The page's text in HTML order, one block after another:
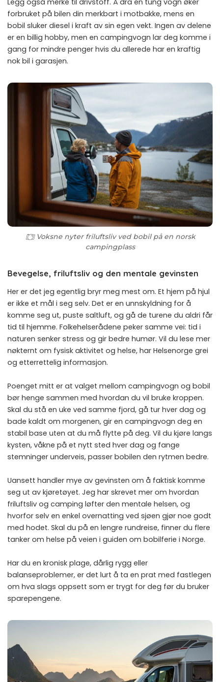
Legg også merke til drivstoff. Å dra en tung vogn øker
forbruket på bilen din merkbart i motbakke, mens en
bobil sluker diesel i kraft av sin egen vekt. Ingen av delene
er en billig hobby, men en campingvogn lar deg komme i
gang for mindre penger hvis du allerede har en kraftig
nok bil i garasjen.
Voksne nyter friluftsliv ved bobil på en norsk
campingplass
Bevegelse, friluftsliv og den mentale gevinsten
Her er det jeg egentlig bryr meg mest om. Et hjem på hjul
er ikke et mål i seg selv. Det er en unnskyldning for å
komme seg ut, puste saltluft, og gå de turene du aldri får
tid til hjemme. Folkehelserådene peker samme vei: tid i
naturen senker stress og gir bedre humør. Vil du lese mer
nøkternt om fysisk aktivitet og helse, har Helsenorge grei
og etterrettelig informasjon.
Poenget mitt er at valget mellom campingvogn og bobil
bør henge sammen med hvordan du vil bruke kroppen.
Skal du stå en uke ved samme fjord, gå tur hver dag og
bade kaldt om morgenen, gir en campingvogn deg en
stabil base uten at du må flytte på deg. Vil du kjøre langs
kysten, våkne på et nytt sted hver dag og fange
stemninger underveis, passer bobilen den rytmen bedre.
Uansett handler mye av gevinsten om å faktisk komme
seg ut av kjøretøyet. Jeg har skrevet mer om hvordan
friluftsliv og camping løfter den mentale helsen, og
hvorfor selv en enkel overnatting ved sjøen gjør noe godt
med hodet. Skal du på en lengre rundreise, finner du flere
tanker om helse på veien i guiden om bobilferie i Norge.
Har du en kronisk plage, dårlig rygg eller
balanseproblemer, er det lurt å ta en prat med fastlegen
om hva slags oppsett som er trygt for deg før du bruker
sparepengene.